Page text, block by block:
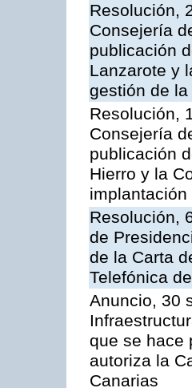
Resolución,
Consejería
publicación
Lanzarote y
gestión de
Resolución,
Consejería
publicación
Hierro y la
Resolución,
de
de la Carta
Telefónica
Anuncio, 30
que se hace
autoriza la
Canarias